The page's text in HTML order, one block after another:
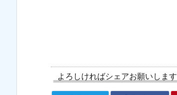
よろしければシェアお願いします